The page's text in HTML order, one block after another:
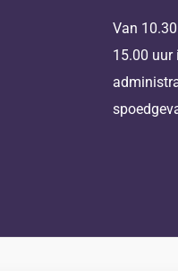
Van
15.00 uur